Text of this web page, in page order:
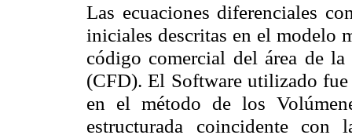
Las ecuaciones diferenciales
iniciales descritas en el modelo
código comercial del área de la
(CFD). El Software utilizado fue
en el método de los
estructurada
coincidente con